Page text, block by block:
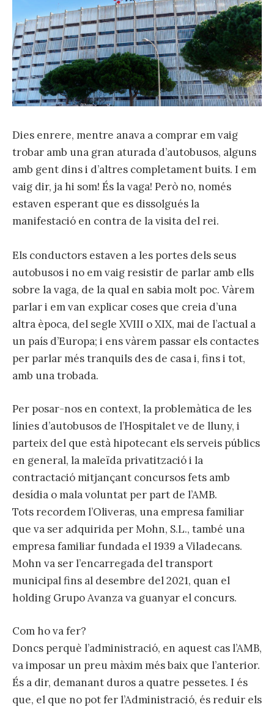
Dies enrere, mentre anava a comprar em vaig
trobar amb una gran aturada d’autobusos, alguns
amb gent dins i d’altres completament buits. I em
vaig dir, ja hi som! És la vaga! Però no, només
estaven esperant que es dissolgués la
manifestació en contra de la visita del rei.
Els conductors estaven a les portes dels seus
autobusos i no em vaig resistir de parlar amb ells
sobre la vaga, de la qual en sabia molt poc. Vàrem
parlar i em van explicar coses que creia d’una
altra època, del segle XVIII o XIX, mai de l’actual a
un país d’Europa; i ens vàrem passar els contactes
per parlar més tranquils des de casa i, fins i tot,
amb una trobada.
Per posar-nos en context, la problemàtica de les
línies d’autobusos de l’Hospitalet ve de lluny, i
parteix del que està hipotecant els serveis públics
en general, la maleïda privatització i la
contractació mitjançant concursos fets amb
desídia o mala voluntat per part de l’AMB.
Tots recordem l’Oliveras, una empresa familiar
que va ser adquirida per Mohn, S.L., també una
empresa familiar fundada el 1939 a Viladecans.
Mohn va ser l’encarregada del transport
municipal fins al desembre del 2021, quan el
holding Grupo Avanza va guanyar el concurs.
Com ho va fer?
Doncs perquè l’administració, en aquest cas l’AMB,
va imposar un preu màxim més baix que l’anterior.
És a dir, demanant duros a quatre pessetes. I és
que, el que no pot fer l’Administració, és reduir els